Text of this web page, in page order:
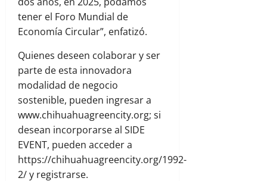
tener el Foro Mundial de
Economía Circular”, enfatizó.
Quienes deseen colaborar y ser
parte de esta innovadora
modalidad de negocio
sostenible, pueden ingresar a
www.chihuahuagreencity.org; si
desean incorporarse al SIDE
EVENT, pueden acceder a
https://chihuahuagreencity.org/1992-
2/ y registrarse.